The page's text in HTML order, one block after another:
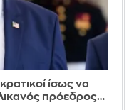
ίσως να
πρόεδρος…